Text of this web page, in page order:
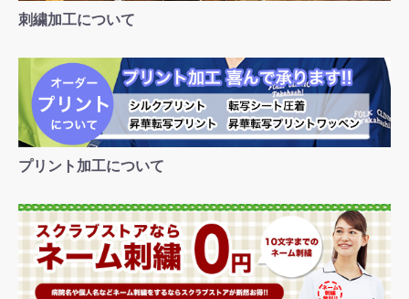
刺繍加工について
プリント加工について